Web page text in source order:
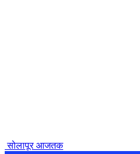
सोलापूर आजतक